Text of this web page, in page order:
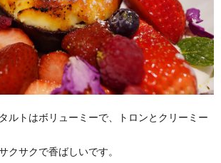
ルトはボリューミーで、トロンとクリーミー
クサクで香ばしいです。